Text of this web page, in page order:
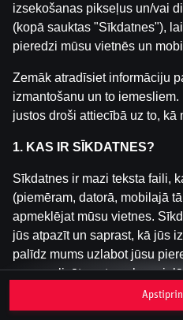
Šai spēlei nav
pieslēdzies, lai
izsekošanas pikseļus un/vai
(kopā sauktas "Sīkdatnes"),
pieredzi mūsu vietnēs un
Zemāk atradīsiet informāciju
izmantošanu un to
justos droši attiecībā uz to, kā
1. KAS IR SĪKDATNES?
Sīkdatnes ir mazi teksta faili,
(piemēram, datorā, mobilajā
apmeklējat mūsu vietnes.
jūs atpazīt un saprast, kā jūs
palīdz mums uzlabot jūsu
personalizētu saturu, kas
Sīkdatnes var būt pagaidu (tā